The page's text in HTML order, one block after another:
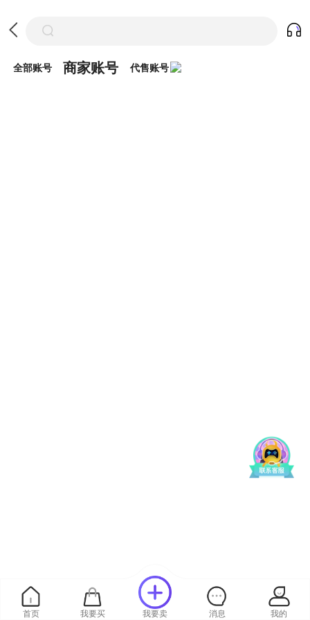
全部账号 商家账号 代售账号
首页 我要买 我要卖 消息 我的